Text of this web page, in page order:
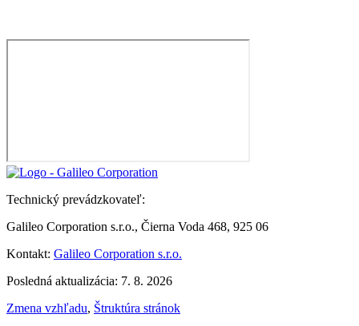
Technický prevádzkovateľ:
Galileo Corporation s.r.o., Čierna Voda 468, 925 06
Kontakt: Galileo Corporation s.r.o.
Posledná aktualizácia: 7. 8. 2026
Zmena vzhľadu, Štruktúra stránok